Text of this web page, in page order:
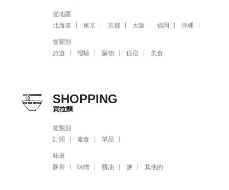
從地區
北海道
東京 京都 大阪 福岡 沖縄
從類別
旅遊
體驗 購物 住宿 美食
SHOPPING
買拉麵
從類別
訂閱
素食 單品
味道
豚骨
味噌 醬油 鹽 其他的